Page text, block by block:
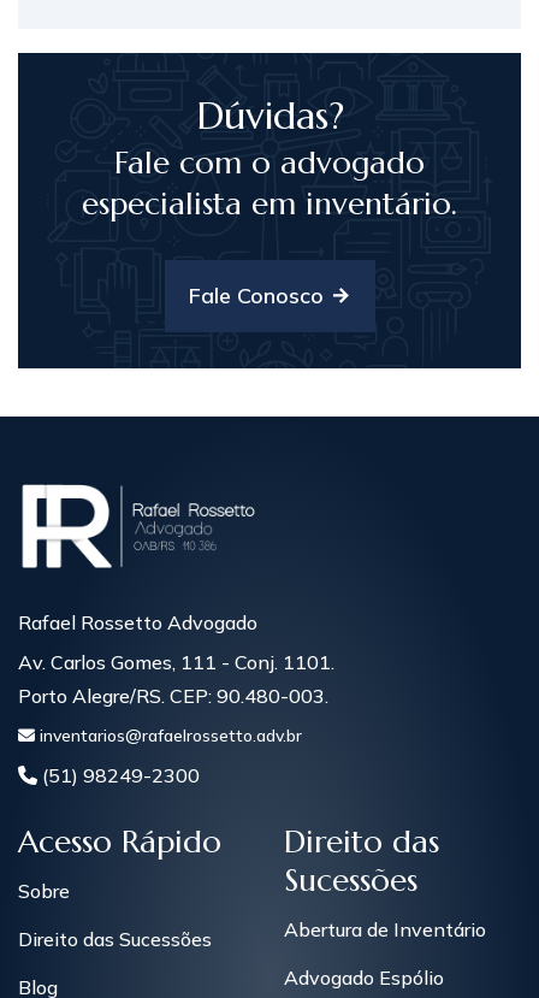
Dúvidas?
Fale com o advogado
especialista em inventário.
Fale Conosco
Rafael Rossetto Advogado
Av. Carlos Gomes, 111 - Conj. 1101.
Porto Alegre/RS. CEP: 90.480-003.
inventarios@rafaelrossetto.adv.br
(51) 98249-2300
Acesso Rápido
Sobre
Direito das Sucessões
Blog
Direito das
Sucessões
Abertura de Inventário
Advogado Espólio